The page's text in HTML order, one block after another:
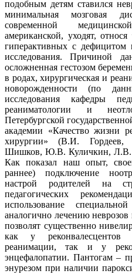
подобным детям ставился
минимальная мозговая
современной
американской, уходят,
гиперактивных с дефицитом
исследования. Причиной
осложненная гестозом
в родах, хирургическая и
новорожденности (по
исследования кафедры
реаниматологии и
Петербургской
академии «Качество жизни
хирургии» (В.И.
Шишков, Ю.В. Куличкин, Л.В.
Как показал наш опыт,
раннее) подключение
настрой родителей на
педагогических
использование
аналогично лечению
позволят существенно
как у реконвалесцентов
реанимации, так и у
энцефалопатии. Пантогам –
энурезом при наличии